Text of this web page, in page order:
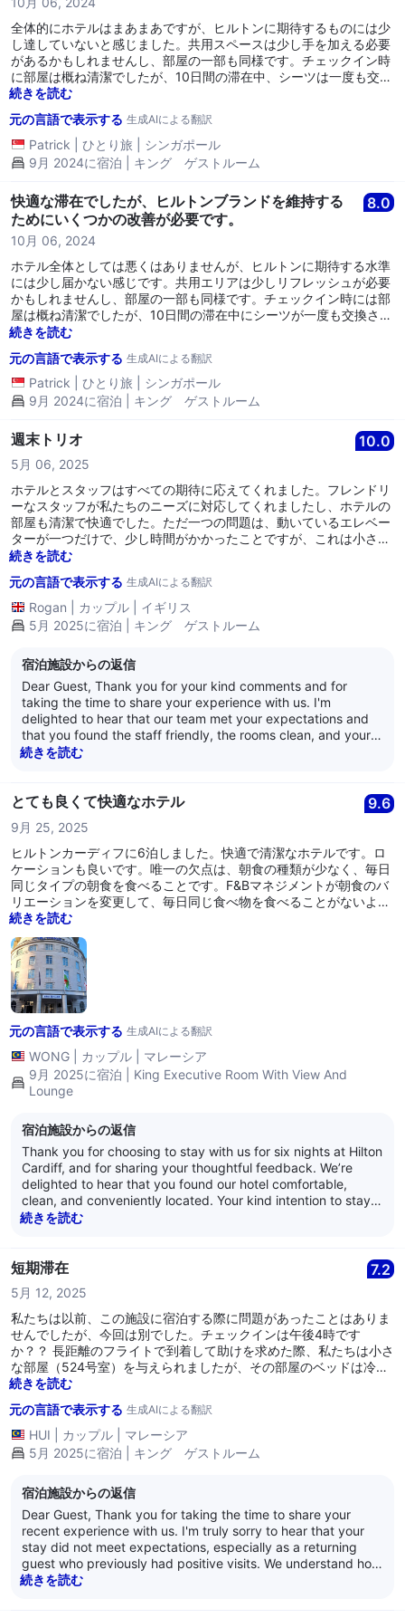
全体的にホテルはまあまあですが、ヒルトンに期待するものには少
し達していないと感じました。共用スペースは少し手を加える必要
があるかもしれませんし、部屋の一部も同様です。チェックイン時
に部屋は概ね清潔でしたが、10日間の滞在中、シーツは一度も交換
されませんでしたが、毎日ベッドは整えられていました。また、毎
日新しいタオルも提供され、スナックも補充されていたので良かっ
たです。 スタッフは非常に親切で、常に礼儀正しく、助けてくれま
した。 特に一泊または二泊以上宿泊する旅行者にとっては、朝食の
メニューに少し変化があると良いかもしれません。
続きを読む
元の言語で表示する 生成AIによる翻訳
Patrick ひとり旅
シンガポール
9月 2024に宿泊 | キング ゲストルーム
快適な滞在でしたが、ヒルトンブランドを維持する
ためにいくつかの改善が必要です。
8.0
10月 06, 2024
ホテル全体としては悪くはありませんが、ヒルトンに期待する水準
には少し届かない感じです。共用エリアは少しリフレッシュが必要
かもしれませんし、部屋の一部も同様です。チェックイン時には部
屋は概ね清潔でしたが、10日間の滞在中にシーツが一度も交換され
ることはありませんでしたが、毎日ベッドは整えられました。新し
す。 スタッフは非常に親切で、常に礼儀正しく、助けてくれまし
た。 特に1泊や2泊以上の旅行者には、朝食メニューの軽いローテ
ーションがあると良いかもしれません。
続きを読む
元の言語で表示する 生成AIによる翻訳
Patrick ひとり旅
シンガポール
9月 2024に宿泊 | キング ゲストルーム
週末トリオ 10.0
5月 06, 2025
ホテルとスタッフはすべての期待に応えてくれました。フレンドリ
ーなスタッフが私たちのニーズに対応してくれましたし、ホテルの
部屋も清潔で快適でした。ただ一つの問題は、動いているエレベー
ターが一つだけで、少し時間がかかったことですが、これは小さな
問題です。
続きを読む
元の言語で表示する 生成AIによる翻訳
Rogan カップル
イギリス
5月 2025に宿泊 | キング ゲストルーム
宿泊施設からの返信
Dear Guest, Thank you for your kind comments and for
taking the time to share your experience with us. I'm
delighted to hear that our team met your expectations and
that you found the staff friendly, the rooms clean, and your
stay comfortable. Your feedback about the lift is also
truly value your feedback and hope to welcome you back
続きを読む
とても良くて快適なホテル 9.6
9月 25, 2025
ヒルトンカーディフに6泊しました。快適で清潔なホテルです。ロ
ケーションも良いです。唯一の欠点は、朝食の種類が少なく、毎日
同じタイプの朝食を食べることです。F&Bマネジメントが朝食のバ
リエーションを変更して、毎日同じ食べ物を食べることがないよう
にしてくれることを願っています。もし再びカーディフに来ること
があれば、間違いなくこのホテルに再び宿泊します！
続きを読む
元の言語で表示する 生成AIによる翻訳
WONG カップル
マレーシア
9月 2025に宿泊 | King Executive Room With View And
Lounge
宿泊施設からの返信
Thank you for choosing to stay with us for six nights at Hilton
Cardiff, and for sharing your thoughtful feedback. We’re
delighted to hear that you found our hotel comfortable,
clean, and conveniently located. Your kind intention to stay
with us again means a lot to our team. We also appreciate
with our Food & Beverage management, as we continually
strive to improve and offer a more diverse dining experience.
We look forward to welcoming you back on your next visit to
Cardiff! Warm regards, Hilton Cardiff
続きを読む
短期滞在 7.2
5月 12, 2025
私たちは以前、この施設に宿泊する際に問題があったことはありま
せんでしたが、今回は別でした。チェックインは午後4時です
か？？ 長距離のフライトで到着して助けを求めた際、私たちは小さ
な部屋（524号室）を与えられましたが、その部屋のベッドは冷蔵
庫と金庫が入ったキャビネットのすぐ隣に位置していました。両方
を開けることはできません！この部屋に問題があることを知ってい
ながらも、私たちが大きな部屋を予約していたにもかかわらず、部
屋が提供されました。ホテルは完全に満室ではないことが明らか
で、チェックインするゲストに午後4時まで待つよう伝えるのが簡
単だったのです。ハウスキーピングの責任者は、トイレットペーパ
ティッシュしか入っていないこと、なぜ部屋の清掃がゲストのチェ
ックインに間に合わないのかについて、スタッフの基準を見直す必
要があります。2基のエレベーターのうち1基は依然故障中（私たち
が前回訪れたのはほぼ2年前です）、レセプションの近くのトイレ
は非常に汚れています。これはヒルトンの施設としてふさわしいも
のではありません。唯一の救いは、朝食担当のチーム（別のより良
続きを読む
元の言語で表示する 生成AIによる翻訳
HUI カップル
マレーシア
5月 2025に宿泊 | キング ゲストルーム
宿泊施設からの返信
Dear Guest, Thank you for taking the time to share your
recent experience with us. I'm truly sorry to hear that your
stay did not meet expectations, especially as a returning
guest who previously had positive visits. We understand how
tiring long-haul travel can be, and I regret that we weren’t
続きを読む